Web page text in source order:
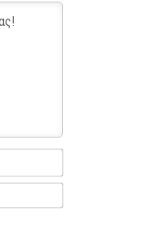
Name*
Email*